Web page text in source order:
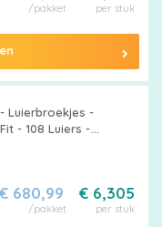
per stuk
/pakket
Luierbroekjes -
- 108 Luiers -
€ 6,305
per stuk
€ 680,99
/pakket